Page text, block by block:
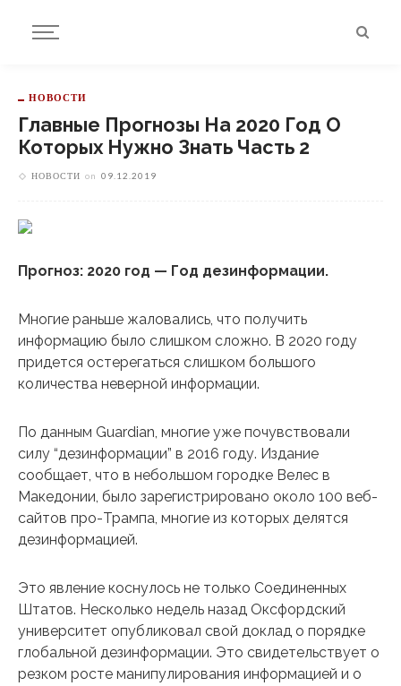
НОВОСТИ
Главные Прогнозы На 2020 Год О
Которых Нужно Знать Часть 2
НОВОСТИ on 09.12.2019
Прогноз: 2020 год — Год дезинформации.
Многие раньше жаловались, что получить
информацию было слишком сложно. В 2020 году
придется остерегаться слишком большого
количества неверной информации.
По данным Guardian, многие уже почувствовали
силу “дезинформации” в 2016 году. Издание
сообщает, что в небольшом городке Велес в
Македонии, было зарегистрировано около 100 веб-
сайтов про-Трампа, многие из которых делятся
дезинформацией.
Это явление коснулось не только Соединенных
Штатов. Несколько недель назад Оксфордский
университет опубликовал свой доклад о порядке
глобальной дезинформации. Это свидетельствует о
резком росте манипулирования информацией и о